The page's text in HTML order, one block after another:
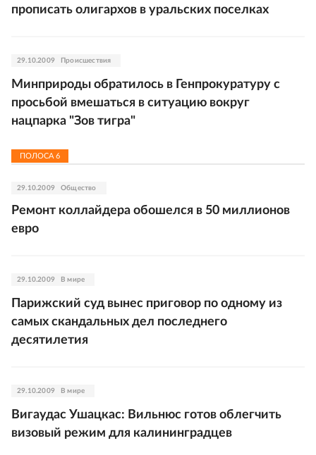
прописать олигархов в уральских поселках
29.10.2009 Происшествия
Минприроды обратилось в Генпрокуратуру с
просьбой вмешаться в ситуацию вокруг
нацпарка "Зов тигра"
ПОЛОСА 6
29.10.2009 Общество
Ремонт коллайдера обошелся в 50 миллионов
евро
29.10.2009 В мире
Парижский суд вынес приговор по одному из
самых скандальных дел последнего
десятилетия
29.10.2009 В мире
Вигаудас Ушацкас: Вильнюс готов облегчить
визовый режим для калининградцев